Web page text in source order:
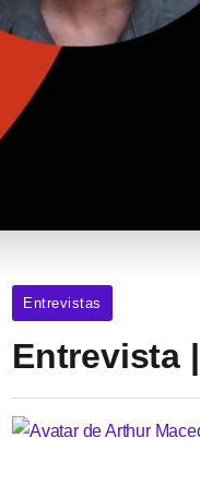
Entrevistas
Entrevista